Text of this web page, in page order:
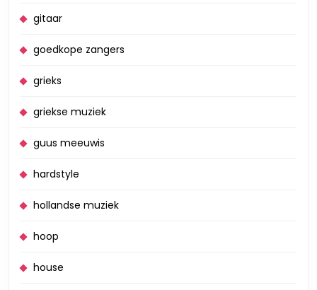
gitaar
goedkope zangers
grieks
griekse muziek
guus meeuwis
hardstyle
hollandse muziek
hoop
house